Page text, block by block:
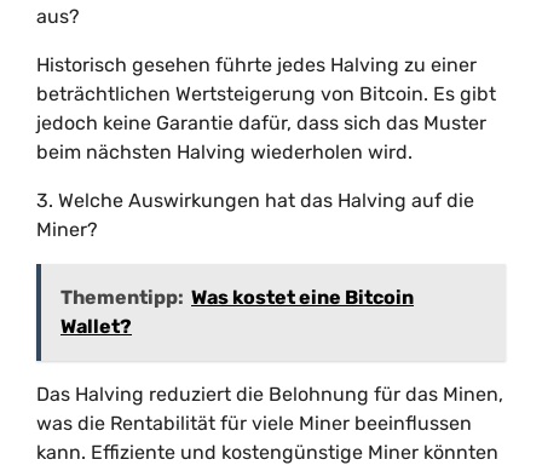
aus?
Historisch gesehen führte jedes Halving zu einer
beträchtlichen Wertsteigerung von Bitcoin. Es gibt
jedoch keine Garantie dafür, dass sich das Muster
beim nächsten Halving wiederholen wird.
3. Welche Auswirkungen hat das Halving auf die
Miner?
Thementipp: Was kostet eine Bitcoin
Wallet?
Das Halving reduziert die Belohnung für das Minen,
was die Rentabilität für viele Miner beeinflussen
kann. Effiziente und kostengünstige Miner könnten